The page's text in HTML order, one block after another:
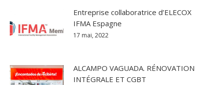
Entreprise collaboratrice d’ELECOX
IFMA Espagne
17 mai, 2022
ALCAMPO VAGUADA. RÉNOVATION
INTÉGRALE ET CGBT